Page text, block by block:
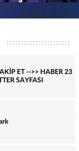
ET -->> HABER 23
SAYFASI